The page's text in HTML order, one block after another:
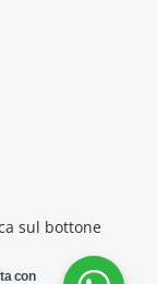
sul bottone
con